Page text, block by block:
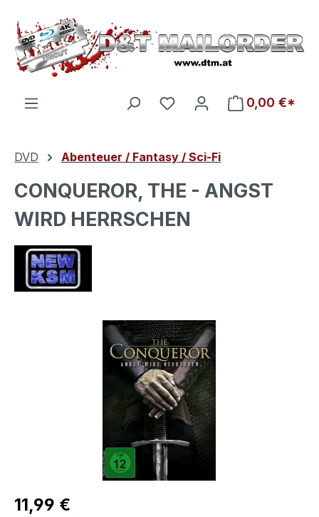
Zum Hauptinhalt springen
Du hast 0 Produkte auf
0,00 €*
DVD Abenteuer / Fantasy / Sci-Fi
CONQUEROR, THE - ANGST
WIRD HERRSCHEN
Bildergalerie überspringen
Regulärer Preis:
11,99 €